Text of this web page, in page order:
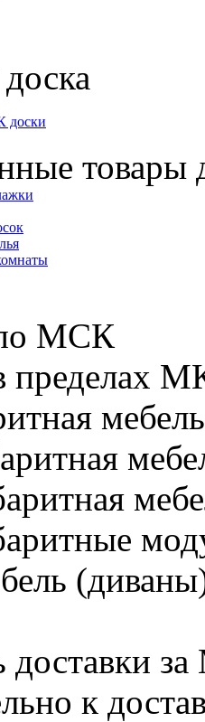
доски
товары
МСК
пределах
доставки
к